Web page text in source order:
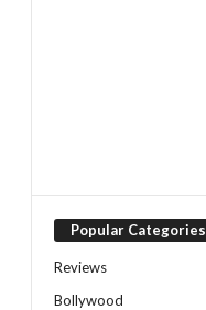
Popular Categories
Reviews
Bollywood